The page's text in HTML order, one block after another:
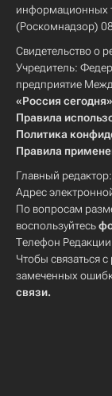
информационных
(Роскомнадзор)
Свидетельство о
Учредитель:
предприятие
«Россия сегодня»
Правила
Политика
Правила
Главный редактор:
Адрес
По вопросам
воспользуйтесь
Телефон
Чтобы связаться
замеченных
связи.